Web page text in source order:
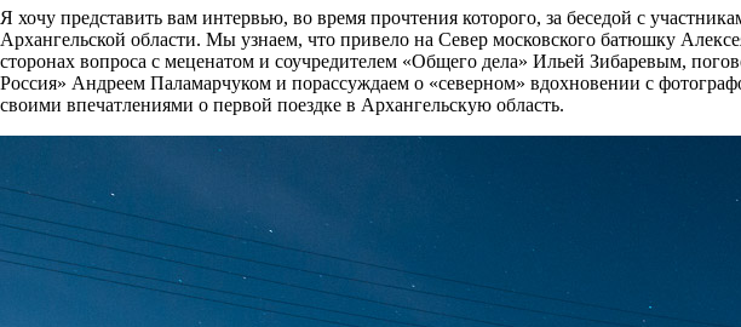
Я хочу представить вам интервью, во время прочтения которого, за беседой с
Архангельской области. Мы узнаем, что привело на Север московского батюшку
сторонах вопроса с меценатом и соучредителем «Общего дела» Ильей Зибаревым,
Россия» Андреем Паламарчуком и порассуждаем о «северном» вдохновении с
своими впечатлениями о первой поездке в Архангельскую область.